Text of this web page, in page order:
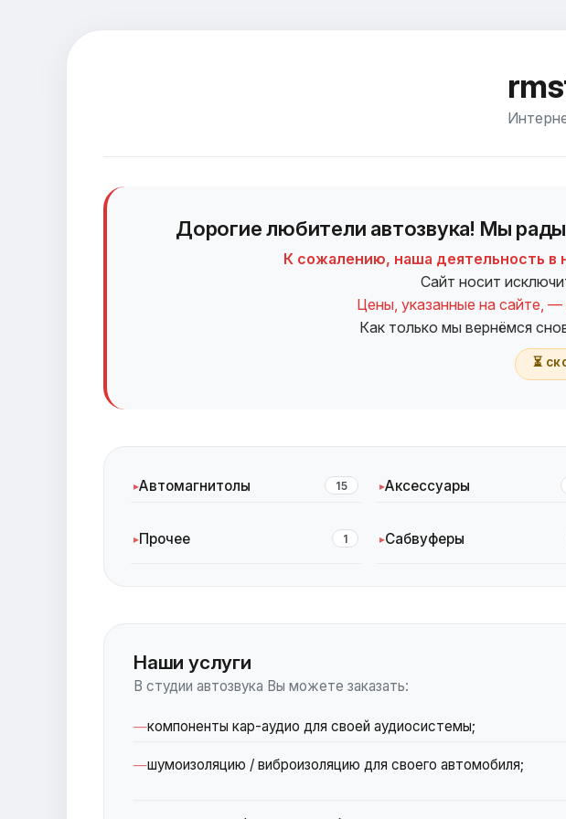
Дорогие любители автозвука! Мы
К сожалению, наша деятельность в
Сайт носит
Цены, указанные на сайте, —
Как только мы вернёмся
⏳
Автомагнитолы 15 Аксессуары
Прочее 1 Сабвуферы
Наши услуги
В студии автозвука Вы можете заказать:
компоненты кар-аудио для своей аудиосистемы;
шумоизоляцию / виброизоляцию для своего автомобиля;